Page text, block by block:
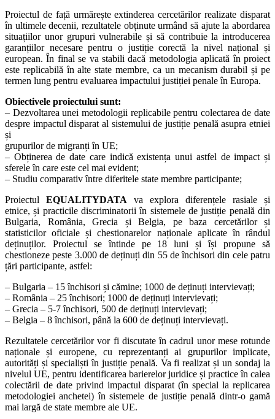
Proiectul de față urmărește extinderea cercetărilor realizate disparat
în ultimele decenii, rezultatele obținute urmând să ajute la abordarea
situațiilor unor grupuri vulnerabile și să contribuie la introducerea
garanțiilor necesare pentru o justiție corectă la nivel național și
european. În final se va stabili dacă metodologia aplicată în proiect
este replicabilă în alte state membre, ca un mecanism durabil și pe
termen lung pentru evaluarea impactului justiției penale în Europa.
Obiectivele proiectului sunt:
– Dezvoltarea unei metodologii replicabile pentru colectarea de date
despre impactul disparat al sistemului de justiție penală asupra etniei
și
grupurilor de migranți în UE;
– Obținerea de date care indică existența unui astfel de impact și
sferele în care este cel mai evident;
– Studiu comparativ între diferitele state membre participante;
Proiectul EQUALITYDATA va explora diferențele rasiale și
etnice, și practicile discriminatorii în sistemele de justiție penală din
Bulgaria, România, Grecia și Belgia, pe baza cercetărilor și
statisticilor oficiale și chestionarelor naționale aplicate în rândul
deținuților. Proiectul se întinde pe 18 luni și își propune să
chestioneze peste 3.000 de deținuți din 55 de închisori din cele patru
țări participante, astfel:
– Bulgaria – 15 închisori și cămine; 1000 de deținuți intervievați;
– România – 25 închisori; 1000 de deținuți intervievați;
– Grecia – 5-7 închisori, 500 de deținuți intervievați;
– Belgia – 8 închisori, până la 600 de deținuți intervievați.
Rezultatele cercetărilor vor fi discutate în cadrul unor mese rotunde
naționale și europene, cu reprezentanți ai grupurilor implicate,
autorități și specialiști în justiție penală. Va fi realizat și un sondaj la
nivelul UE, pentru identificarea barierelor juridice și practice în calea
colectării de date privind impactul disparat (în special la replicarea
metodologiei anchetei) în sistemele de justiție penală dintr-o gamă
mai largă de state membre ale UE.